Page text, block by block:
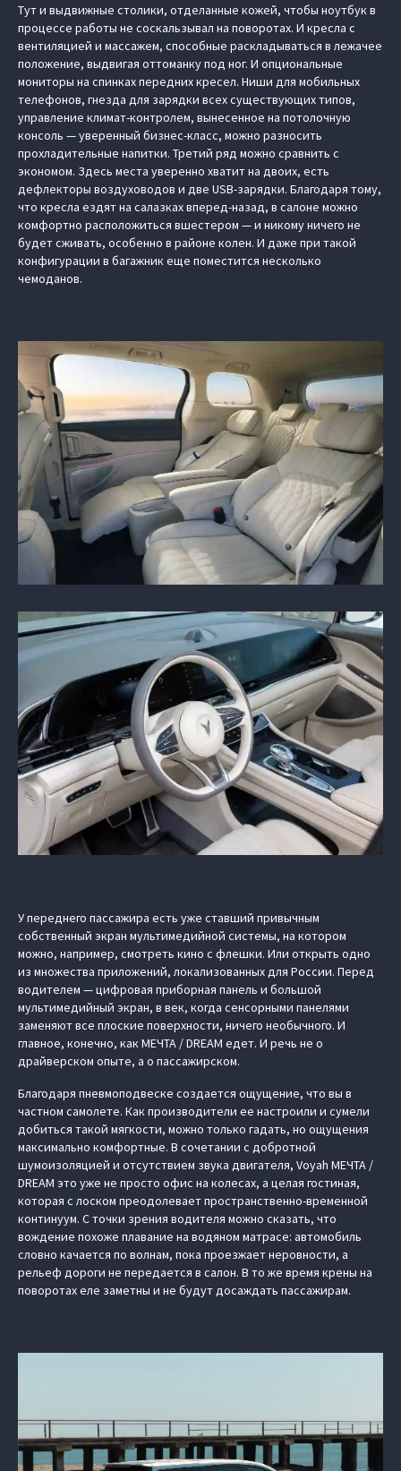
Тут и выдвижные столики, отделанные кожей, чтобы ноутбук в
процессе работы не соскальзывал на поворотах. И кресла с
вентиляцией и массажем, способные раскладываться в лежачее
положение, выдвигая оттоманку под ног. И опциональные
мониторы на спинках передних кресел. Ниши для мобильных
телефонов, гнезда для зарядки всех существующих типов,
управление климат-контролем, вынесенное на потолочную
консоль — уверенный бизнес-класс, можно разносить
прохладительные напитки. Третий ряд можно сравнить с
экономом. Здесь места уверенно хватит на двоих, есть
дефлекторы воздуховодов и две USB-зарядки. Благодаря тому,
что кресла ездят на салазках вперед-назад, в салоне можно
комфортно расположиться вшестером — и никому ничего не
будет сживать, особенно в районе колен. И даже при такой
конфигурации в багажник еще поместится несколько
чемоданов.
У переднего пассажира есть уже ставший привычным
собственный экран мультимедийной системы, на котором
можно, например, смотреть кино с флешки. Или открыть одно
из множества приложений, локализованных для России. Перед
водителем — цифровая приборная панель и большой
мультимедийный экран, в век, когда сенсорными панелями
заменяют все плоские поверхности, ничего необычного. И
главное, конечно, как МЕЧТА / DREAM едет. И речь не о
драйверском опыте, а о пассажирском.
Благодаря пневмоподвеске создается ощущение, что вы в
частном самолете. Как производители ее настроили и сумели
добиться такой мягкости, можно только гадать, но ощущения
максимально комфортные. В сочетании с добротной
шумоизоляцией и отсутствием звука двигателя, Voyah МЕЧТА /
DREAM это уже не просто офис на колесах, а целая гостиная,
которая с лоском преодолевает пространственно-временной
континуум. С точки зрения водителя можно сказать, что
вождение похоже плавание на водяном матрасе: автомобиль
словно качается по волнам, пока проезжает неровности, а
рельеф дороги не передается в салон. В то же время крены на
поворотах еле заметны и не будут досаждать пассажирам.